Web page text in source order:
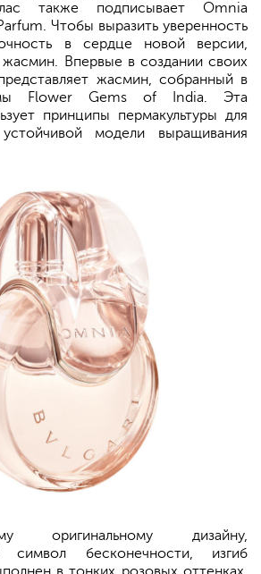
также подписывает Omnia
Чтобы выразить уверенность
в сердце новой версии,
Впервые в создании своих
жасмин, собранный в
Flower Gems of India. Эта
принципы пермакультуры для
модели выращивания
оригинальному дизайну,
символ бесконечности, изгиб